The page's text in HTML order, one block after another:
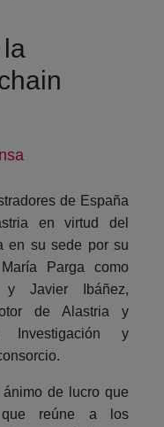
de España
en virtud del
en su sede por su
Parga como
y Javier Ibáñez,
de Alastria y
y
de lucro que
que reúne a los